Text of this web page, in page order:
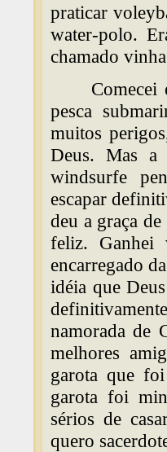
praticar
water-polo.
chamado
Comecei
pesca
muitos
Deus. Mas a
windsurfe
escapar
deu a graça
feliz. Ganhei
encarregado
idéia que
namorada de
melhores
garota que
garota foi
sérios de
quero